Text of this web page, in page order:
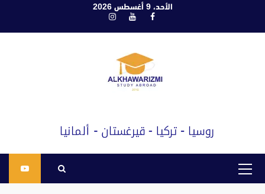
الأحد، 9 أغسطس 2026
فيسبوكيوتيوبانستغرام
القائمة